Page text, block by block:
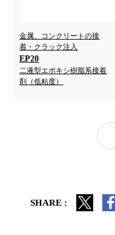
金属、コンクリートの接
着・クラック注入
EP20
二液型エポキシ樹脂系接着
剤（低粘度）
SHARE :